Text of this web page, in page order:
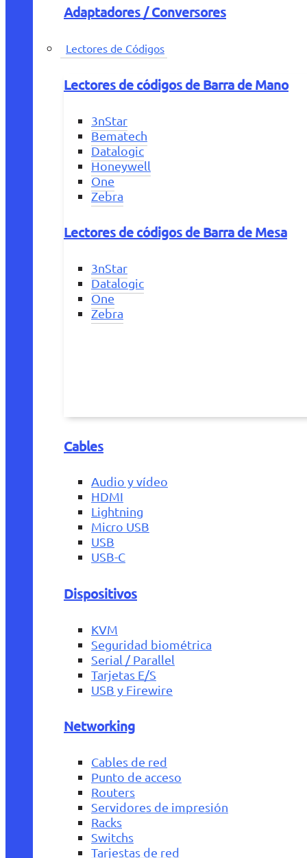
Adaptadores / Conversores
Lectores de Códigos
Lectores de códigos de Barra de Mano
3nStar
Bematech
Datalogic
Honeywell
One
Zebra
Lectores de códigos de Barra de Mesa
3nStar
Datalogic
One
Zebra
Cables
Audio y vídeo
HDMI
Lightning
Micro USB
USB
USB-C
Dispositivos
KVM
Seguridad biométrica
Serial / Parallel
Tarjetas E/S
USB y Firewire
Networking
Cables de red
Punto de acceso
Routers
Servidores de impresión
Racks
Switchs
Tarjestas de red